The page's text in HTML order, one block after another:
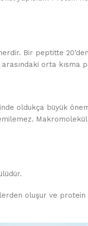
Bir peptitte
orta kısma
oldukça büyük
oluşur ve